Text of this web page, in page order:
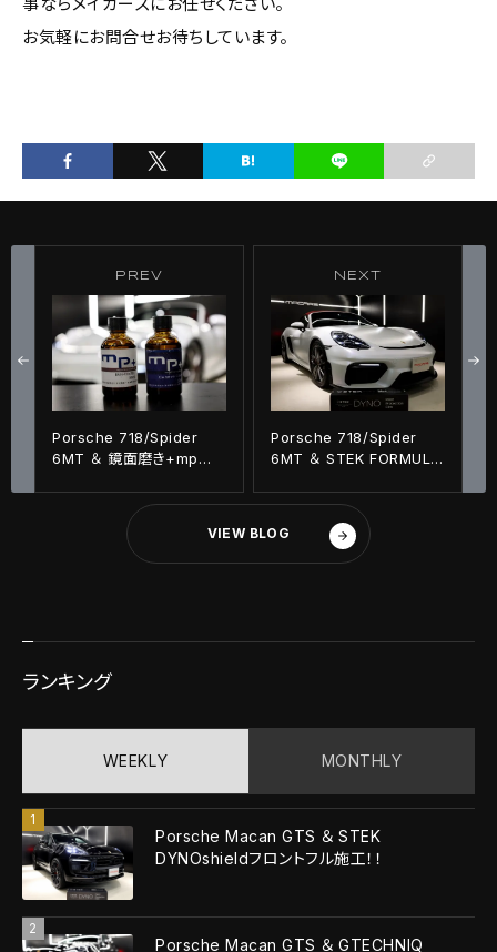
お気軽にお問合せお待ちしています。
PREV
Porsche 718/Spider
6MT ＆ 鏡面磨き+mp＋
NEXT
Porsche 718/Spider
6MT ＆ STEK FORMULA
VIEW BLOG
ランキング
WEEKLY MONTHLY
Porsche Macan GTS ＆ STEK
DYNOshieldフロントフル施工！！
Porsche Macan GTS ＆ GTECHNIQ